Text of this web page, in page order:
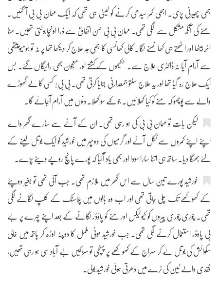
بھی پھیرنی پڑی۔ ابھی کمر سیدھی کرنے کو لیٹی ہی تھی کہ ایک مہمان بی بی آ گئیں۔
منے کی آنکھ مشکل سے لگی تھی۔ مہمان بی بی حسن اتفاق سے ذرا اونچا بولتی تھیں۔ منا
اٹھ بیٹھا اور اٹھتے ہی کھانسنے لگا۔ کالی کھانسی کا بھی ہر علاج کر دیکھا تھا پر نہ تو ہومیوپیتھی
سے آرام آیا نہ ڈاکٹری علاج سے۔ حکیموں کے کشتے اور معجون بھی رائیگاں گئے۔ بس
ایک علاج رہ گیا تھا اور یہ علاج سنتو جمعدارنی بتایا کرتی تھی۔ بی بی ! کسی کالے گھوڑے
والے سے پوچھو کہ منے کو کیا کھلائیں۔ جو کہے سو کھلا۔ دنوں میں آرام آجائے گا۔
لیکن بات تو مہمان بی بی کی ہو رہی تھی۔ ان کے آنے سے سارے گھر والے
اپنے اپنے کمروں سے نکل آئے اور گرمیوں کی دوپہر میں خورشید کو ایک بوتل لینے کے
لئے بھگا دیا۔ ساتھ ہی اتنا سارا سودا اور بھی یاد آگیا کہ پورے پانچ روپے دینے پڑے۔
خورشید پورے تین سال سے اس گھر میں ملازم تھی۔ جب آئی تھی تو بغیر دوپٹے
کے کھوکھے تک چلی جاتی تھی اور اب وہ بالوں میں پلاسٹک کے کلپ لگانے لگی
تھی۔ چوری چوری پیروں کو کیوٹیکس اور منے کو پاؤڈر لگانے کے بعد اپنے چہرے پر بے
بی پاؤڈر استعمال کرنے لگی تھی۔ جب خورشید موٹی ململ کا دوپٹہ اوڑھ کر ہاتھ میں خالی
سکوائش کی بوتل لے کر سراج کے کھوکھے پر پہنچی تو سڑکیں بے آباد سی ہو رہی تھیں،
نقدی والے ٹین کی ٹرے میں دھرتی ہوئی خورشید بولی۔